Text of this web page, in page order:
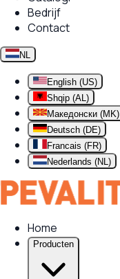
Bedrijf
Contact
NL
English (US)
Shqip (AL)
Македонски (MK)
Deutsch (DE)
Francais (FR)
Nederlands (NL)
Home
Producten